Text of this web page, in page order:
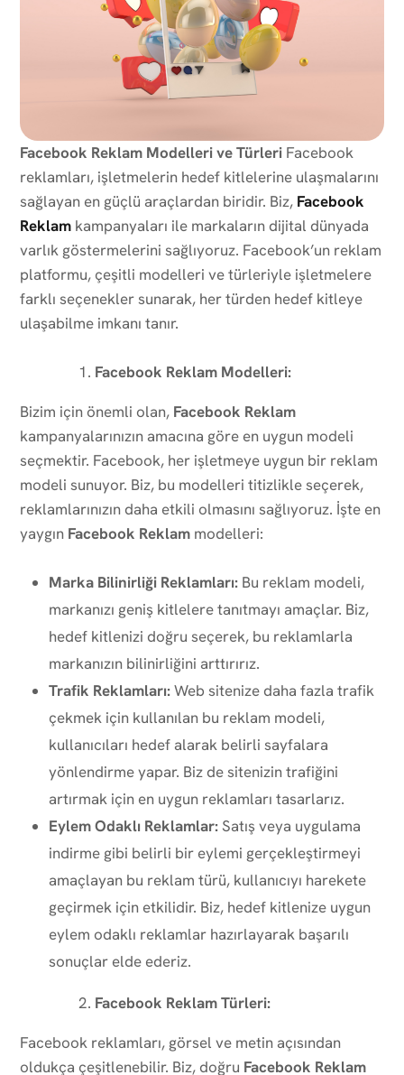
Facebook Reklam Modelleri ve Türleri Facebook
reklamları, işletmelerin hedef kitlelerine ulaşmalarını
sağlayan en güçlü araçlardan biridir. Biz, Facebook
Reklam kampanyaları ile markaların dijital dünyada
varlık göstermelerini sağlıyoruz. Facebook’un reklam
platformu, çeşitli modelleri ve türleriyle işletmelere
farklı seçenekler sunarak, her türden hedef kitleye
ulaşabilme imkanı tanır.
Facebook Reklam Modelleri:
Bizim için önemli olan, Facebook Reklam
kampanyalarınızın amacına göre en uygun modeli
seçmektir. Facebook, her işletmeye uygun bir reklam
modeli sunuyor. Biz, bu modelleri titizlikle seçerek,
reklamlarınızın daha etkili olmasını sağlıyoruz. İşte en
yaygın Facebook Reklam modelleri:
Marka Bilinirliği Reklamları: Bu reklam modeli,
markanızı geniş kitlelere tanıtmayı amaçlar. Biz,
hedef kitlenizi doğru seçerek, bu reklamlarla
markanızın bilinirliğini arttırırız.
Trafik Reklamları:Web sitenize daha fazla trafik
çekmek için kullanılan bu reklam modeli,
kullanıcıları hedef alarak belirli sayfalara
yönlendirme yapar. Biz de sitenizin trafiğini
artırmak için en uygun reklamları tasarlarız.
Eylem Odaklı Reklamlar: Satış veya uygulama
indirme gibi belirli bir eylemi gerçekleştirmeyi
amaçlayan bu reklam türü, kullanıcıyı harekete
geçirmek için etkilidir. Biz, hedef kitlenize uygun
eylem odaklı reklamlar hazırlayarak başarılı
sonuçlar elde ederiz.
Facebook Reklam Türleri:
Facebook reklamları, görsel ve metin açısından
oldukça çeşitlenebilir. Biz, doğru Facebook Reklam